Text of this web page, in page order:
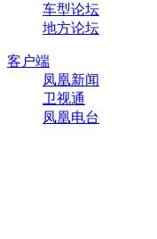
车型论坛
地方论坛
客户端
凤凰新闻
卫视通
凤凰电台